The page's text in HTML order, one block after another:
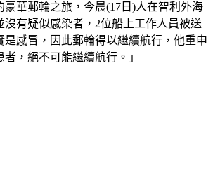
導，蘇逸洪上月28日啟程前往南美阿根
豪華郵輪之旅，今晨(17日)人在智利外海
沒有疑似感染者，2位船上工作人員被送
是感冒，因此郵輪得以繼續航行，他重申